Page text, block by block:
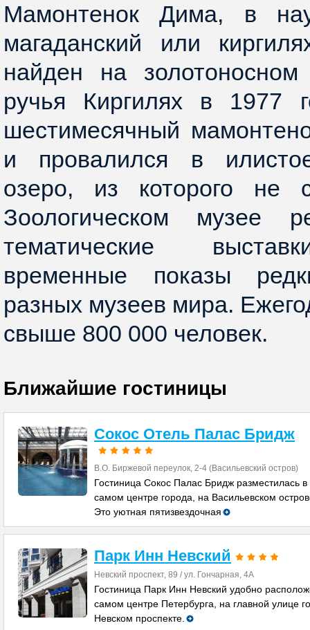
Мамонтенок Дима, в
магаданский или
найден на
ручья Киргилях в 1977
шестимесячный
и провалился в
озеро, из которого не
Зоологическом музее
тематические
временные показы
разных музеев мира.
свыше 800 000 человек.
Ближайшие гостиницы
Сокос Отель Палас Бридж
В.О. Биржевой переулок, 2-4 (Васильевский остров)
Гостиница Сокос Палас Бридж разместилась в
самом центре города, на Васильевском
Это уютная пятизвездочная
Парк Инн Невский
Невский проспект, 89 / ул. Гончарная, 4А
Гостиница Парк Инн Невский удобно
самом центре Петербурга, на главной улице
Невском проспекте.